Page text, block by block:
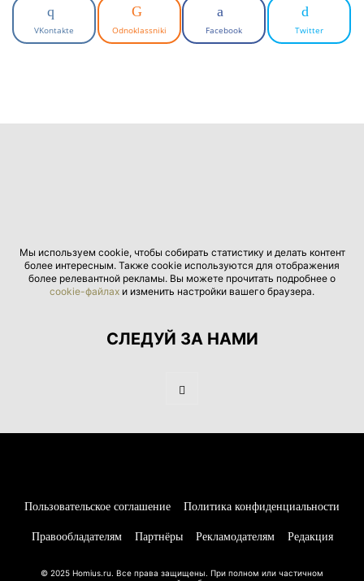
VKontakte Odnoklassniki Facebook Twitter
Мы используем cookie, чтобы собирать статистику и делать контент
более интересным. Также cookie используются для отображения
более релевантной рекламы. Вы можете прочитать подробнее о
cookie-файлах и изменить настройки вашего браузера.
СЛЕДУЙ ЗА НАМИ
Пользовательское соглашение Политика конфиденциальности
Правообладателям Партнёры Рекламодателям Редакция
© 2025 Homius.ru. Все права защищены. При полном или частичном